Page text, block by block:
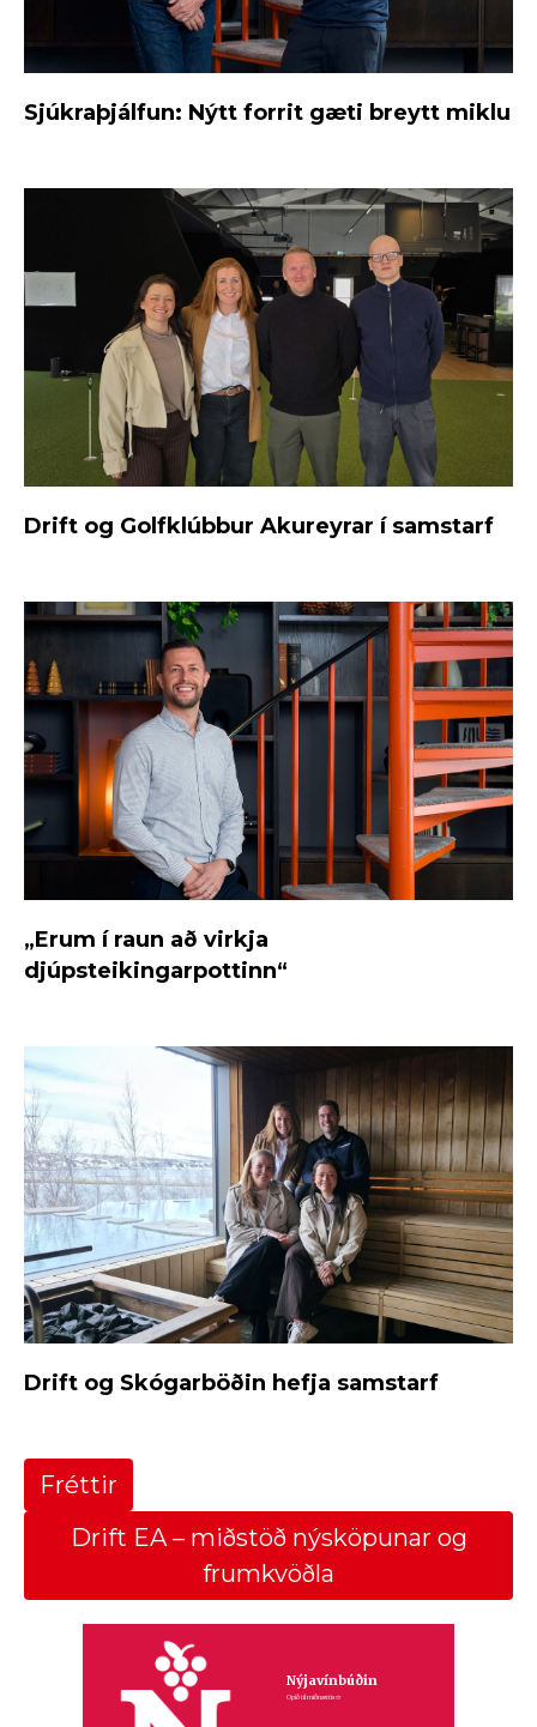
Sjúkraþjálfun: Nýtt forrit gæti breytt miklu
Drift og Golfklúbbur Akureyrar í samstarf
„Erum í raun að virkja
djúpsteikingarpottinn“
Drift og Skógarböðin hefja samstarf
Fréttir
Drift EA – miðstöð nýsköpunar og
frumkvöðla